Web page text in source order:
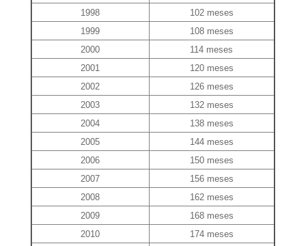
1998
102 meses
1999
108 meses
2000
114 meses
2001
120 meses
2002
126 meses
2003
132 meses
2004
138 meses
2005
144 meses
2006
150 meses
2007
156 meses
2008
162 meses
2009
168 meses
2010
174 meses